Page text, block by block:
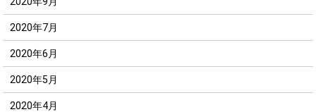
2020年7月
2020年6月
2020年5月
2020年4月